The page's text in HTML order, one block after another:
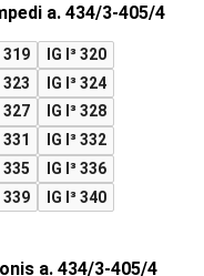
a. 434/3-405/4
319
IG I³ 320
323
IG I³ 324
327
IG I³ 328
331
IG I³ 332
335
IG I³ 336
339
IG I³ 340
a. 434/3-405/4